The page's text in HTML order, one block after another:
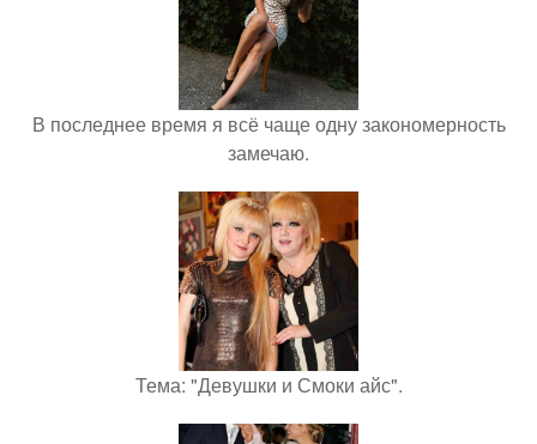
В последнее время я всё чаще одну закономерность
замечаю.
Тема: "Девушки и Смоки айс".